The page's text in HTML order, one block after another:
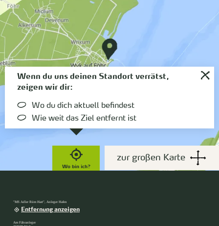
Wo bin ich?
Wenn du uns deinen Standort verrätst,
zeigen wir dir:
Wo du dich aktuell befindest
Wie weit das Ziel entfernt ist
zur großen Karte
"MS Adler Rüm Hart", Anleger Hafen
Entfernung anzeigen
Am Fähranleger